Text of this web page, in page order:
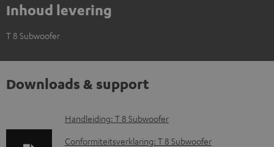
Inhoud levering
T 8 Subwoofer
Downloads & support
D
o
Handleiding: T 8 Subwoofer
Conformiteitsverklaring: T 8 Subwoofer